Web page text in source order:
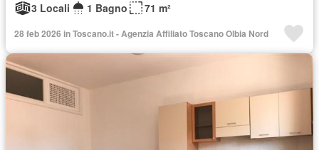
3 Locali
1 Bagno 71 m²
28 feb 2026 in Toscano.it - Agenzia Affiliato Toscano Olbia Nord